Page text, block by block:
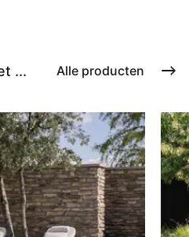
... Alle producten